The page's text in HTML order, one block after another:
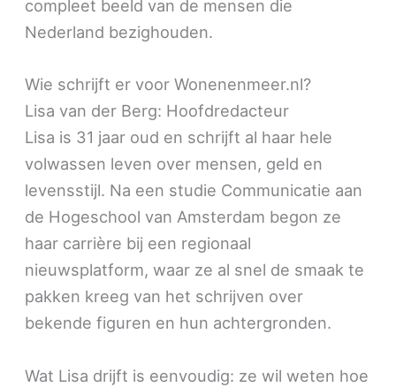
compleet beeld van de mensen die
Nederland bezighouden.
Wie schrijft er voor Wonenenmeer.nl?
Lisa van der Berg: Hoofdredacteur
Lisa is 31 jaar oud en schrijft al haar hele
volwassen leven over mensen, geld en
levensstijl. Na een studie Communicatie aan
de Hogeschool van Amsterdam begon ze
haar carrière bij een regionaal
nieuwsplatform, waar ze al snel de smaak te
pakken kreeg van het schrijven over
bekende figuren en hun achtergronden.
Wat Lisa drijft is eenvoudig: ze wil weten hoe